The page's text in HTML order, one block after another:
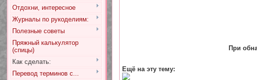
Отдохни, интересное
Журналы по рукоделиям:
Полезные советы
Пряжный калькулятор
(спицы)
Как сделать:
Перевод терминов с...
При
Ещё на эту тему: